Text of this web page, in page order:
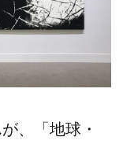
、「地球・